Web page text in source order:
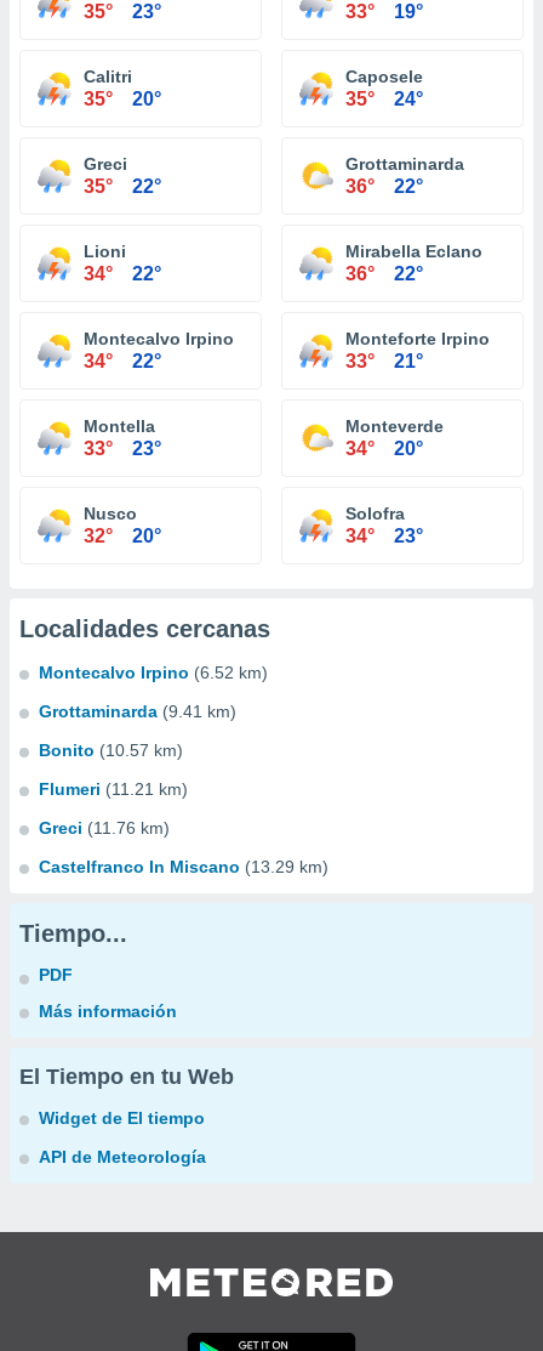
35° 23° 33° 19°
Calitri
35° 20°
Caposele
35° 24°
Greci
35° 22°
Grottaminarda
36° 22°
Lioni
34° 22°
Mirabella Eclano
36° 22°
Montecalvo Irpino
34° 22°
Monteforte Irpino
33° 21°
Montella
33° 23°
Monteverde
34° 20°
Nusco
32° 20°
Solofra
34° 23°
Localidades cercanas
Montecalvo Irpino (6.52 km)
Grottaminarda (9.41 km)
Bonito (10.57 km)
Flumeri (11.21 km)
Greci (11.76 km)
Castelfranco In Miscano (13.29 km)
Tiempo...
PDF
Más información
El Tiempo en tu Web
Widget de El tiempo
API de Meteorología